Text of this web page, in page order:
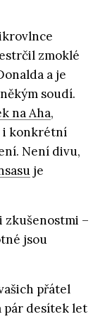
zmoklé
a je
soudí.
na Aha,
i konkrétní
Není divu,
je
zkušenostmi –
jsou
přátel
pár desítek let